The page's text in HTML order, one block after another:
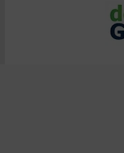
Trabajo forzoso en
Mercado hispano de